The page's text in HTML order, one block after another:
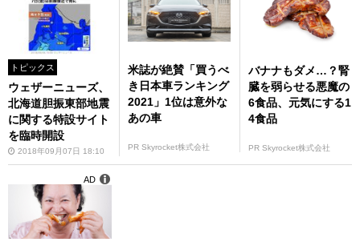
トピックス
ウェザーニューズ、
北海道胆振東部地震
に関する特設サイト
を臨時開設
2018年09月07日 18:10
米誌が絶賛「買うべ
き日本車ランキング
2021」1位は意外な
あの車
PR Skyrocket株式会社
バナナもダメ…？腎
臓を弱らせる悪魔の
6食品、元気にする1
4食品
PR Skyrocket株式会社
AD